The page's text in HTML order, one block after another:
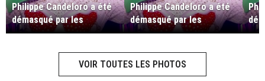
Philippe Candeloro a été
démasqué par les
enquêteurs.
Philippe Candeloro a été
démasqué par les
enquêteurs.
VOIR TOUTES LES PHOTOS